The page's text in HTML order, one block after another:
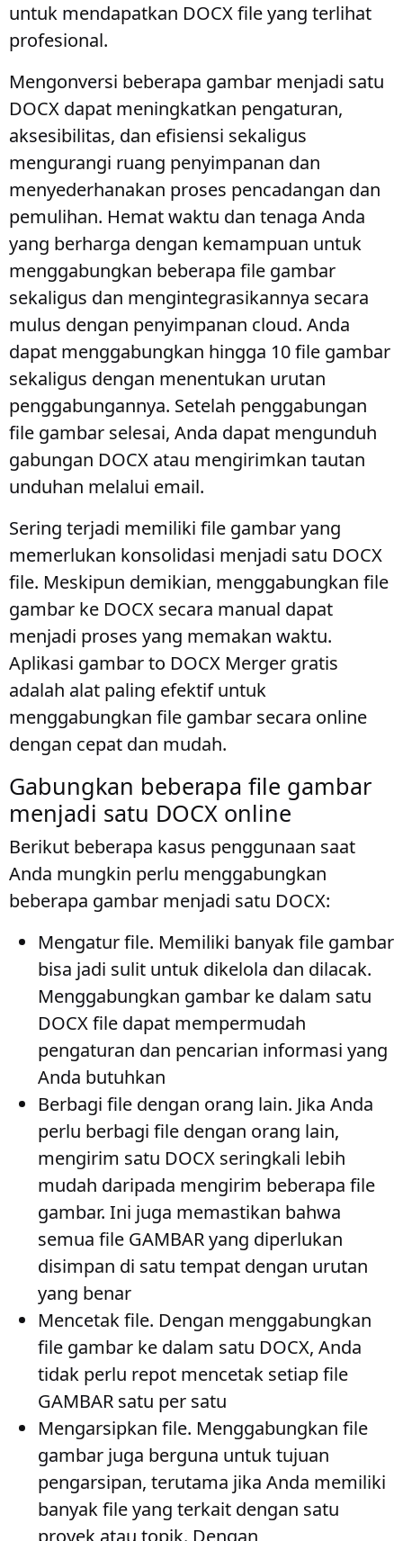
untuk mendapatkan DOCX file yang terlihat
profesional.
Mengonversi beberapa gambar menjadi satu
DOCX dapat meningkatkan pengaturan,
aksesibilitas, dan efisiensi sekaligus
mengurangi ruang penyimpanan dan
menyederhanakan proses pencadangan dan
pemulihan. Hemat waktu dan tenaga Anda
yang berharga dengan kemampuan untuk
menggabungkan beberapa file gambar
sekaligus dan mengintegrasikannya secara
mulus dengan penyimpanan cloud. Anda
dapat menggabungkan hingga 10 file gambar
sekaligus dengan menentukan urutan
penggabungannya. Setelah penggabungan
file gambar selesai, Anda dapat mengunduh
gabungan DOCX atau mengirimkan tautan
unduhan melalui email.
Sering terjadi memiliki file gambar yang
memerlukan konsolidasi menjadi satu DOCX
file. Meskipun demikian, menggabungkan file
gambar ke DOCX secara manual dapat
menjadi proses yang memakan waktu.
Aplikasi gambar to DOCX Merger gratis
adalah alat paling efektif untuk
menggabungkan file gambar secara online
dengan cepat dan mudah.
Gabungkan beberapa file gambar
menjadi satu DOCX online
Berikut beberapa kasus penggunaan saat
Anda mungkin perlu menggabungkan
beberapa gambar menjadi satu DOCX:
Mengatur file. Memiliki banyak file gambar
bisa jadi sulit untuk dikelola dan dilacak.
Menggabungkan gambar ke dalam satu
DOCX file dapat mempermudah
pengaturan dan pencarian informasi yang
Anda butuhkan
Berbagi file dengan orang lain. Jika Anda
perlu berbagi file dengan orang lain,
mengirim satu DOCX seringkali lebih
mudah daripada mengirim beberapa file
gambar. Ini juga memastikan bahwa
semua file GAMBAR yang diperlukan
disimpan di satu tempat dengan urutan
yang benar
Mencetak file. Dengan menggabungkan
file gambar ke dalam satu DOCX, Anda
tidak perlu repot mencetak setiap file
GAMBAR satu per satu
Mengarsipkan file. Menggabungkan file
gambar juga berguna untuk tujuan
pengarsipan, terutama jika Anda memiliki
banyak file yang terkait dengan satu
proyek atau topik. Dengan